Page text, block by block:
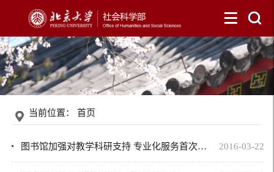
当前位置：首页
2016-03-22
图书馆加强对教学科研支持 专业化服务首次覆盖全学科